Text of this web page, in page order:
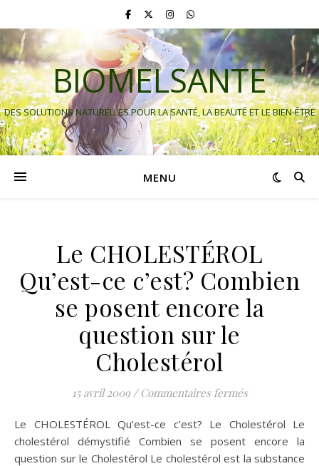
BIOMELSANTE
DES SOLUTIONS NATURELLES POUR LA SANTÉ, LA BEAUTÉ ET LE BIEN-ÊTRE
MENU
Le CHOLESTÉROL
Qu’est-ce c’est? Combien
se posent encore la
question sur le
Cholestérol
15 avril 2009 / Commentaires ferméssur Le
Le CHOLESTÉROL Qu’est-ce c’est? Le Cholestérol Le
cholestérol démystifié Combien se posent encore la
question sur le Cholestérol Le cholestérol est la substance